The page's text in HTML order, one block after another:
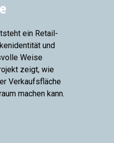
ein Retail-
und
Weise
zeigt, wie
Verkaufsfläche
machen kann.